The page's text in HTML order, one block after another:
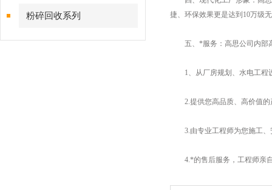
粉碎回收系列
捷、环保效果更是达到10万级
五、*服务：高思公司内部高
1、从厂房规划、水电工程设
2.提供您高品质、高价值的
3.由专业工程师为您施工、
4.*的售后服务，工程师亲自